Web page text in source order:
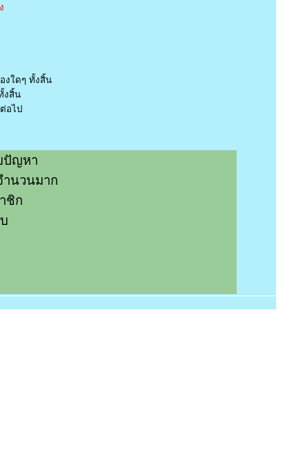
งใดๆ ทั้งสิ้น
งสิ้น
อไป
ปัญหา
ำนวนมาก
ชิก